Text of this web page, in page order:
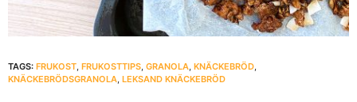
TAGS: FRUKOST FRUKOSTTIPS GRANOLA KNÄCKEBRÖD
KNÄCKEBRÖDSGRANOLA LEKSAND KNÄCKEBRÖD